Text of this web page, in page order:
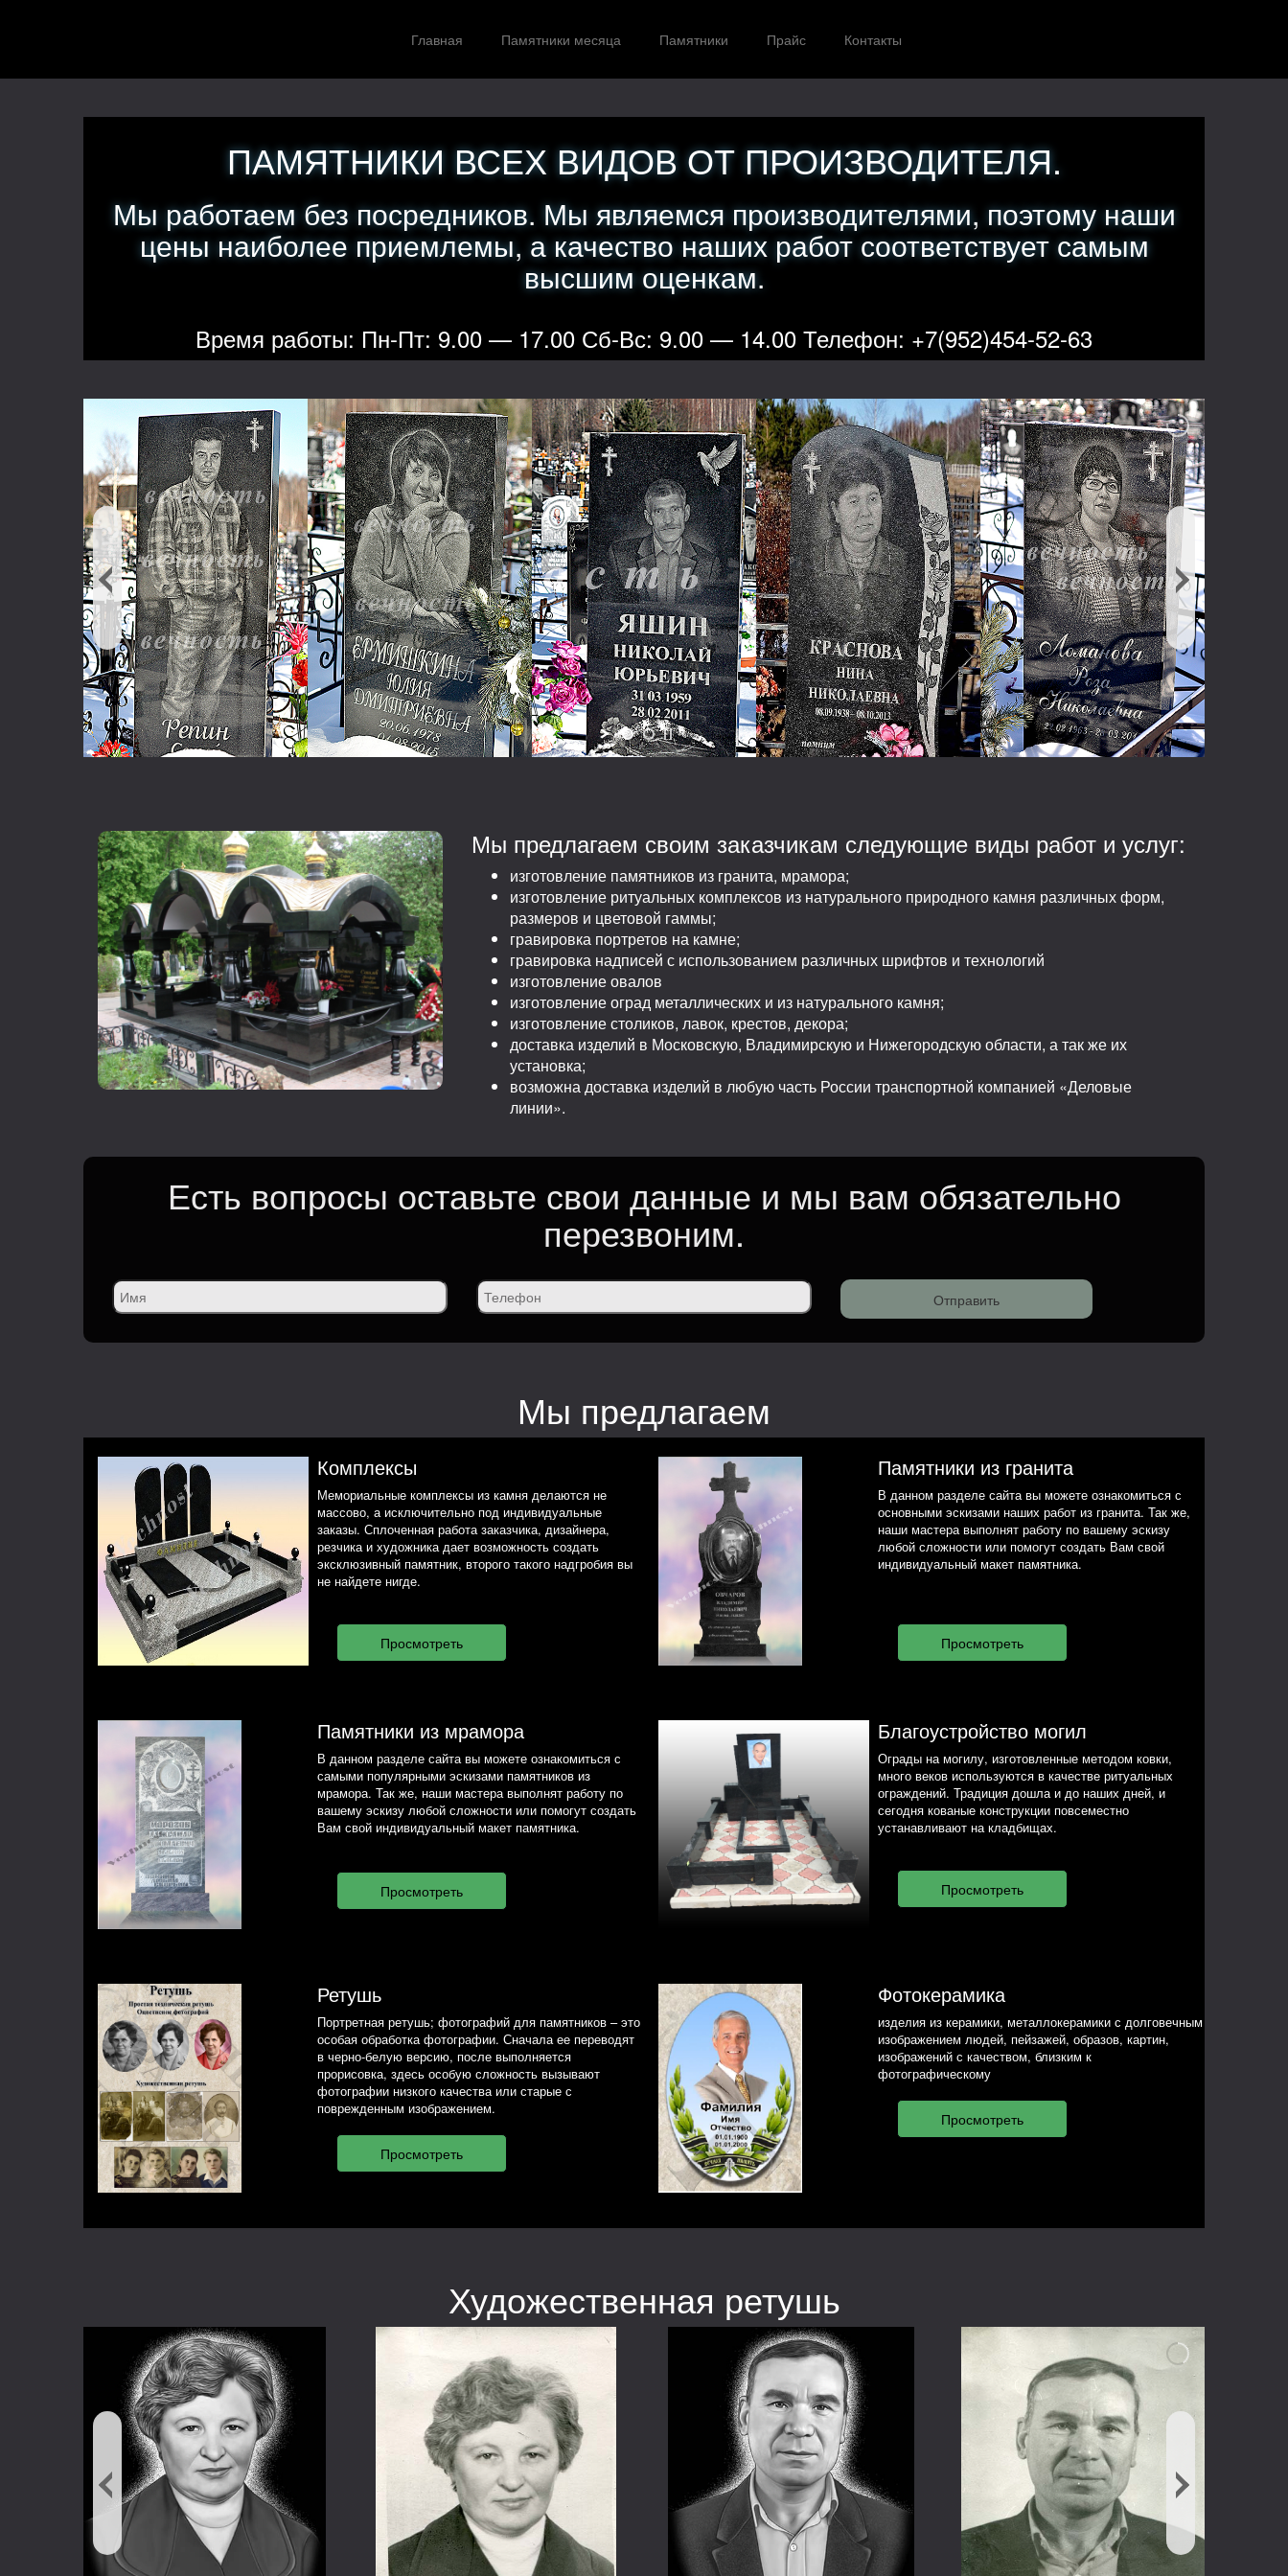
Главная Памятники месяца Памятники Прайс Контакты
ПАМЯТНИКИ ВСЕХ ВИДОВ ОТ ПРОИЗВОДИТЕЛЯ.
Мы работаем без посредников. Мы являемся производителями, поэтому наши
цены наиболее приемлемы, а качество наших работ соответствует самым
высшим оценкам.
Время работы: Пн-Пт: 9.00 — 17.00 Сб-Вс: 9.00 — 14.00 Телефон: +7(952)454-52-63
Мы предлагаем своим заказчикам следующие виды работ и услуг:
изготовление памятников из гранита, мрамора;
изготовление ритуальных комплексов из натурального природного камня различных форм,
размеров и цветовой гаммы;
гравировка портретов на камне;
гравировка надписей с использованием различных шрифтов и технологий
изготовление овалов
изготовление оград металлических и из натурального камня;
изготовление столиков, лавок, крестов, декора;
доставка изделий в Московскую, Владимирскую и Нижегородскую области, а так же их
установка;
возможна доставка изделий в любую часть России транспортной компанией «Деловые
линии».
Есть вопросы оставьте свои данные и мы вам обязательно
перезвоним.
Мы предлагаем
Комплексы
Мемориальные комплексы из камня делаются не
массово, а исключительно под индивидуальные
заказы. Сплоченная работа заказчика, дизайнера,
резчика и художника дает возможность создать
эксклюзивный памятник, второго такого надгробия вы
не найдете нигде.
Памятники из гранита
В данном разделе сайта вы можете ознакомиться с
основными эскизами наших работ из гранита. Так же,
наши мастера выполнят работу по вашему эскизу
любой сложности или помогут создать Вам свой
индивидуальный макет памятника.
Памятники из мрамора
В данном разделе сайта вы можете ознакомиться с
самыми популярными эскизами памятников из
мрамора. Так же, наши мастера выполнят работу по
вашему эскизу любой сложности или помогут создать
Вам свой индивидуальный макет памятника.
Благоустройство могил
Ограды на могилу, изготовленные методом ковки,
много веков используются в качестве ритуальных
ограждений. Традиция дошла и до наших дней, и
сегодня кованые конструкции повсеместно
устанавливают на кладбищах.
Ретушь
Портретная ретушь; фотографий для памятников – это
особая обработка фотографии. Сначала ее переводят
в черно-белую версию, после выполняется
прорисовка, здесь особую сложность вызывают
фотографии низкого качества или старые с
поврежденным изображением.
Фотокерамика
изделия из керамики, металлокерамики с долговечным
изображением людей, пейзажей, образов, картин,
изображений с качеством, близким к
фотографическому
Художественная ретушь